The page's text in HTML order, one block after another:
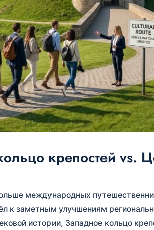
крепостей vs.
международных
к заметным улучшениям
истории, Западное кольцо